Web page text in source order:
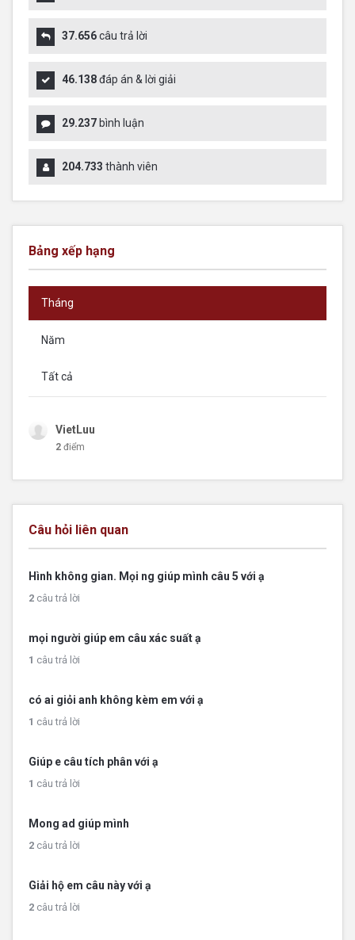
37.656câu trả lời
46.138đáp án & lời giải
29.237 bình luận
204.733 thành viên
Bảng xếp hạng
Tháng
Năm
Tất cả
VietLuu
2 điểm
Câu hỏi liên quan
Hình không gian. Mọi ng giúp mình câu 5 với ạ
2 câu trả lời
mọi người giúp em câu xác suất ạ
1 câu trả lời
có ai giỏi anh không kèm em với ạ
1 câu trả lời
Giúp e câu tích phân với ạ
1 câu trả lời
Mong ad giúp mình
2 câu trả lời
Giải hộ em câu này với ạ
2 câu trả lời